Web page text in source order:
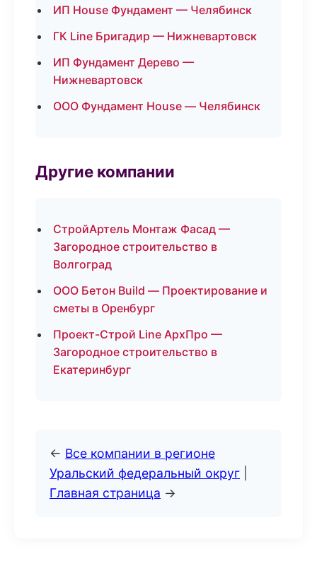
ИП House Фундамент — Челябинск
ГК Line Бригадир — Нижневартовск
ИП Фундамент Дерево —
Нижневартовск
ООО Фундамент House — Челябинск
Другие компании
СтройАртель Монтаж Фасад —
Загородное строительство в
Волгоград
ООО Бетон Build — Проектирование и
сметы в Оренбург
Проект-Строй Line АрхПро —
Загородное строительство в
Екатеринбург
← Все компании в регионе
Уральский федеральный округ
Главная страница →